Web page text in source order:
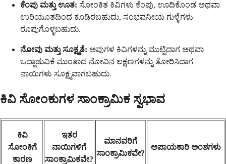
ಕೆಂಪು ಮತ್ತು ಊತ: ಸೋಂಕಿತ ಕಿವಿಗಳು ಕೆಂಪು, ಊದಿಕೊಂಡ ಅಥವಾ
ಉರಿಯೂತದಿಂದ ಕೂಡಿರಬಹುದು, ಸಂಭವನೀಯ ಗುಳ್ಳೆಗಳು
ರೂಪುಗೊಳ್ಳಬಹುದು.
ನೋವು ಮತ್ತು ಸೂಕ್ಷ್ಮತೆ: ಅವುಗಳ ಕಿವಿಗಳನ್ನು ಮುಟ್ಟಿದಾಗ ಅಥವಾ
ಒದ್ದಾಡುವಿಕೆ ಮುಂತಾದ ನೋವಿನ ಲಕ್ಷಣಗಳನ್ನು ತೋರಿಸಿದಾಗ
ನಾಯಿಗಳು ಸೂಕ್ಷ್ಮವಾಗಬಹುದು.
ಕಿವಿ ಸೋಂಕುಗಳ ಸಾಂಕ್ರಾಮಿಕ ಸ್ವಭಾವ
ಕಿವಿ
ಸೋಂಕಿಗೆ
ಕಾರಣ
ಇತರ
ನಾಯಿಗಳಿಗೆ
ಸಾಂಕ್ರಾಮಿಕವೇ?
ಮಾನವರಿಗೆ
ಸಾಂಕ್ರಾಮಿಕವೇ?
ಅಪಾಯಕಾರಿ ಅಂಶಗಳು